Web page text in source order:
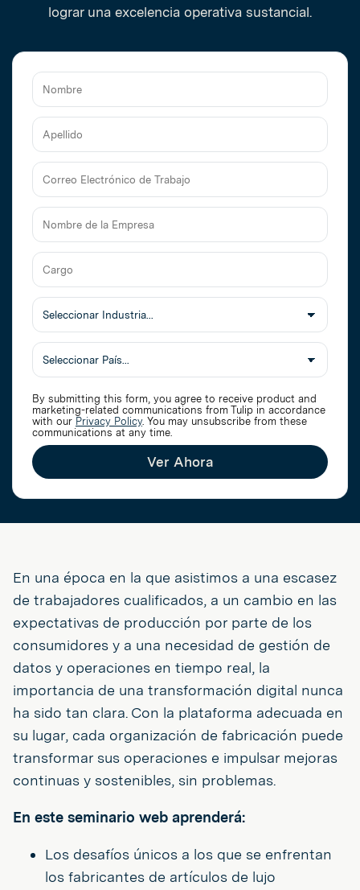
Nombre
Apellido
Correo
Electrónico
de
Trabajo
Nombre
de
la
Empresa
Cargo
Seleccionar
Industria
By submitting this form, you agree to receive product and
marketing-related communications from Tulip in accordance
with our Privacy Policy. You may unsubscribe from these
communications at any time.
Ver Ahora
lograr una excelencia operativa sustancial.
En una época en la que asistimos a una escasez
de trabajadores cualificados, a un cambio en las
expectativas de producción por parte de los
consumidores y a una necesidad de gestión de
datos y operaciones en tiempo real, la
importancia de una transformación digital nunca
ha sido tan clara. Con la plataforma adecuada en
su lugar, cada organización de fabricación puede
transformar sus operaciones e impulsar mejoras
continuas y sostenibles, sin problemas.
En este seminario web aprenderá:
Los desafíos únicos a los que se enfrentan
los fabricantes de artículos de lujo